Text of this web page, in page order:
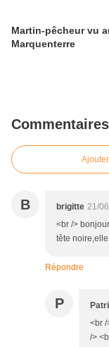
Martin-pêcheur vu
Marquenterre
Commentaires
B brigitte 21/
<br />
tête
Répondre
P
<br /
/>